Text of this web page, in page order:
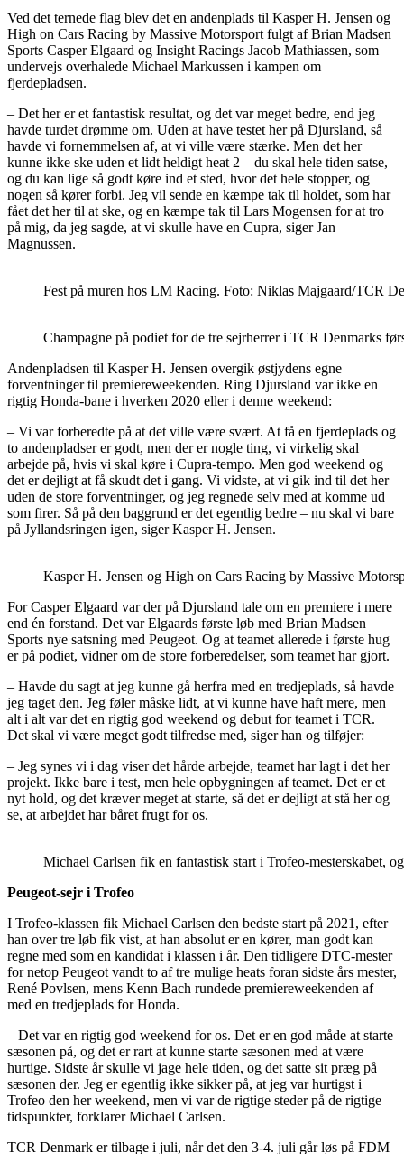
Ved det ternede flag blev det en andenplads til Kasper H. Jensen og
High on Cars Racing by Massive Motorsport fulgt af Brian Madsen
Sports Casper Elgaard og Insight Racings Jacob Mathiassen, som
undervejs overhalede Michael Markussen i kampen om
fjerdepladsen.
– Det her er et fantastisk resultat, og det var meget bedre, end jeg
havde turdet drømme om. Uden at have testet her på Djursland, så
havde vi fornemmelsen af, at vi ville være stærke. Men det her
kunne ikke ske uden et lidt heldigt heat 2 – du skal hele tiden satse,
og du kan lige så godt køre ind et sted, hvor det hele stopper, og
nogen så kører forbi. Jeg vil sende en kæmpe tak til holdet, som har
fået det her til at ske, og en kæmpe tak til Lars Mogensen for at tro
på mig, da jeg sagde, at vi skulle have en Cupra, siger Jan
Magnussen.
Fest på muren hos LM Racing. Foto: Niklas Majgaard/TCR
Champagne på podiet for de tre sejrherrer i TCR Denmarks
Andenpladsen til Kasper H. Jensen overgik østjydens egne
forventninger til premiereweekenden. Ring Djursland var ikke en
rigtig Honda-bane i hverken 2020 eller i denne weekend:
– Vi var forberedte på at det ville være svært. At få en fjerdeplads og
to andenpladser er godt, men der er nogle ting, vi virkelig skal
arbejde på, hvis vi skal køre i Cupra-tempo. Men god weekend og
det er dejligt at få skudt det i gang. Vi vidste, at vi gik ind til det her
uden de store forventninger, og jeg regnede selv med at komme ud
som firer. Så på den baggrund er det egentlig bedre – nu skal vi bare
på Jyllandsringen igen, siger Kasper H. Jensen.
Kasper H. Jensen og High on Cars Racing by Massive
For Casper Elgaard var der på Djursland tale om en premiere i mere
end én forstand. Det var Elgaards første løb med Brian Madsen
Sports nye satsning med Peugeot. Og at teamet allerede i første hug
er på podiet, vidner om de store forberedelser, som teamet har gjort.
– Havde du sagt at jeg kunne gå herfra med en tredjeplads, så havde
jeg taget den. Jeg føler måske lidt, at vi kunne have haft mere, men
alt i alt var det en rigtig god weekend og debut for teamet i TCR.
Det skal vi være meget godt tilfredse med, siger han og tilføjer:
– Jeg synes vi i dag viser det hårde arbejde, teamet har lagt i det her
projekt. Ikke bare i test, men hele opbygningen af teamet. Det er et
nyt hold, og det kræver meget at starte, så det er dejligt at stå her og
se, at arbejdet har båret frugt for os.
Michael Carlsen fik en fantastisk start i Trofeo-mesterskabet,
Peugeot-sejr i Trofeo
I Trofeo-klassen fik Michael Carlsen den bedste start på 2021, efter
han over tre løb fik vist, at han absolut er en kører, man godt kan
regne med som en kandidat i klassen i år. Den tidligere DTC-mester
for netop Peugeot vandt to af tre mulige heats foran sidste års mester,
René Povlsen, mens Kenn Bach rundede premiereweekenden af
med en tredjeplads for Honda.
– Det var en rigtig god weekend for os. Det er en god måde at starte
sæsonen på, og det er rart at kunne starte sæsonen med at være
hurtige. Sidste år skulle vi jage hele tiden, og det satte sit præg på
sæsonen der. Jeg er egentlig ikke sikker på, at jeg var hurtigst i
Trofeo den her weekend, men vi var de rigtige steder på de rigtige
tidspunkter, forklarer Michael Carlsen.
TCR Denmark er tilbage i juli, når det den 3-4. juli går løs på FDM